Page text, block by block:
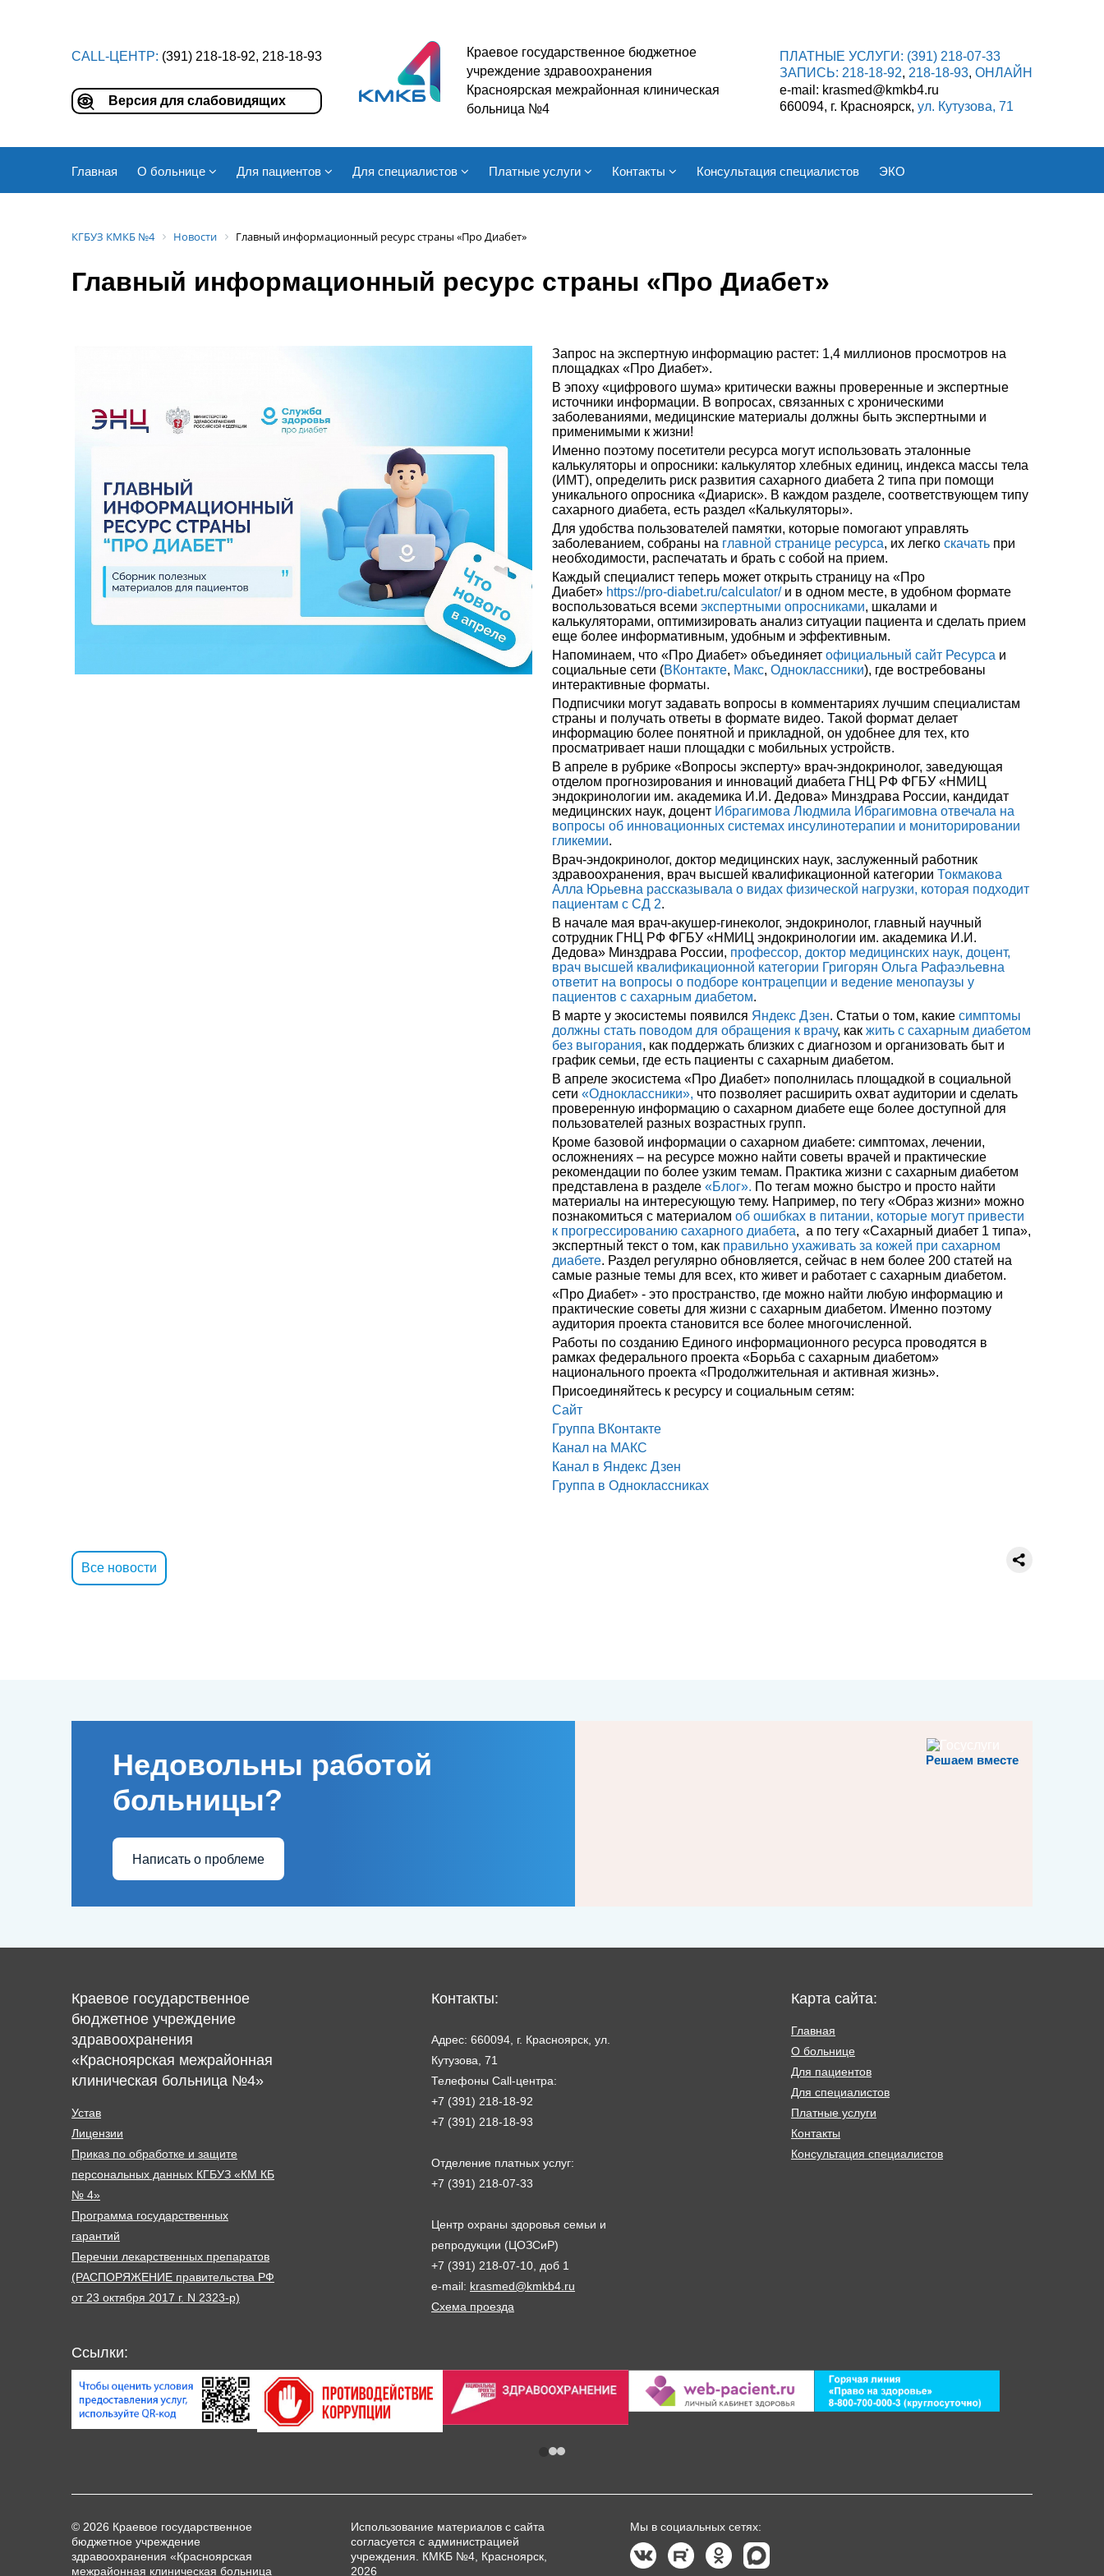
CALL-ЦЕНТР: (391) 218-18-92, 218-18-93
Версия для слабовидящих
Краевое государственное бюджетное
учреждение здравоохранения
Красноярская межрайонная клиническая
больница №4
ПЛАТНЫЕ УСЛУГИ: (391) 218-07-33
ЗАПИСЬ: 218-18-92, 218-18-93, ОНЛАЙН
e-mail: krasmed@kmkb4.ru
660094, г. Красноярск, ул. Кутузова, 71
Главная О больнице Для пациентов Для специалистов Платные услуги Контакты Консультация специалистов ЭКО
КГБУЗ КМКБ №4 Новости Главный информационный ресурс страны «Про Диабет»
Главный информационный ресурс страны «Про Диабет»
Запрос на экспертную информацию растет: 1,4 миллионов просмотров на
площадках «Про Диабет».
В эпоху «цифрового шума» критически важны проверенные и экспертные
источники информации. В вопросах, связанных с хроническими
заболеваниями, медицинские материалы должны быть экспертными и
применимыми к жизни!
Именно поэтому посетители ресурса могут использовать эталонные
калькуляторы и опросники: калькулятор хлебных единиц, индекса массы тела
(ИМТ), определить риск развития сахарного диабета 2 типа при помощи
уникального опросника «Диариск». В каждом разделе, соответствующем типу
сахарного диабета, есть раздел «Калькуляторы».
Для удобства пользователей памятки, которые помогают управлять
заболеванием, собраны на главной странице ресурса, их легко скачать при
необходимости, распечатать и брать с собой на прием.
Каждый специалист теперь может открыть страницу на «Про
Диабет» https://pro-diabet.ru/calculator/и в одном месте, в удобном формате
воспользоваться всеми экспертными опросниками, шкалами и
калькуляторами, оптимизировать анализ ситуации пациента и сделать прием
еще более информативным, удобным и эффективным.
Напоминаем, что «Про Диабет» объединяет официальный сайт Ресурса и
социальные сети (ВКонтакте, Макс, Одноклассники), где востребованы
интерактивные форматы.
Подписчики могут задавать вопросы в комментариях лучшим специалистам
страны и получать ответы в формате видео. Такой формат делает
информацию более понятной и прикладной, он удобнее для тех, кто
просматривает наши площадки с мобильных устройств.
В апреле в рубрике «Вопросы эксперту» врач-эндокринолог, заведующая
отделом прогнозирования и инноваций диабета ГНЦ РФ ФГБУ «НМИЦ
эндокринологии им. академика И.И. Дедова» Минздрава России, кандидат
медицинских наук, доцент Ибрагимова Людмила Ибрагимовна отвечала на
вопросы об инновационных системах инсулинотерапии и мониторировании
гликемии.
Врач-эндокринолог, доктор медицинских наук, заслуженный работник
здравоохранения, врач высшей квалификационной категории Токмакова
Алла Юрьевна рассказывала о видах физической нагрузки, которая подходит
пациентам с СД 2.
В начале мая врач-акушер-гинеколог, эндокринолог, главный научный
сотрудник ГНЦ РФ ФГБУ «НМИЦ эндокринологии им. академика И.И.
Дедова» Минздрава России, профессор, доктор медицинских наук, доцент,
врач высшей квалификационной категории Григорян Ольга Рафаэльевна
ответит на вопросы о подборе контрацепции и ведение менопаузы у
пациентов с сахарным диабетом.
В марте у экосистемы появился Яндекс Дзен. Статьи о том, какие симптомы
должны стать поводом для обращения к врачу, как жить с сахарным диабетом
без выгорания, как поддержать близких с диагнозом и организовать быт и
график семьи, где есть пациенты с сахарным диабетом.
В апреле экосистема «Про Диабет» пополнилась площадкой в социальной
сети «Одноклассники», что позволяет расширить охват аудитории и сделать
проверенную информацию о сахарном диабете еще более доступной для
пользователей разных возрастных групп.
Кроме базовой информации о сахарном диабете: симптомах, лечении,
осложнениях – на ресурсе можно найти советы врачей и практические
рекомендации по более узким темам. Практика жизни с сахарным диабетом
представлена в разделе «Блог». По тегам можно быстро и просто найти
материалы на интересующую тему. Например, по тегу «Образ жизни» можно
познакомиться с материалом об ошибках в питании, которые могут привести
к прогрессированию сахарного диабета, а по тегу «Сахарный диабет 1 типа»,
экспертный текст о том, как правильно ухаживать за кожей при сахарном
диабете. Раздел регулярно обновляется, сейчас в нем более 200 статей на
самые разные темы для всех, кто живет и работает с сахарным диабетом.
«Про Диабет» - это пространство, где можно найти любую информацию и
практические советы для жизни с сахарным диабетом. Именно поэтому
аудитория проекта становится все более многочисленной.
Работы по созданию Единого информационного ресурса проводятся в
рамках федерального проекта «Борьба с сахарным диабетом»
национального проекта «Продолжительная и активная жизнь».
Присоединяйтесь к ресурсу и социальным сетям:
Сайт
Группа ВКонтакте
Канал на МАКС
Канал в Яндекс Дзен
Группа в Одноклассниках
Все новости
Решаем вместе
Недовольны работой
больницы?
Написать о проблеме
Краевое государственное
бюджетное учреждение
здравоохранения
«Красноярская межрайонная
клиническая больница №4»
Устав
Лицензии
Приказ по обработке и защите
персональных данных КГБУЗ «КМ КБ
№ 4»
Программа государственных
гарантий
Перечни лекарственных препаратов
(РАСПОРЯЖЕНИЕ правительства РФ
от 23 октября 2017 г. N 2323-р)
Контакты:
Адрес: 660094, г. Красноярск, ул.
Кутузова, 71
Телефоны Call-центра:
+7 (391) 218-18-92
+7 (391) 218-18-93
Отделение платных услуг:
+7 (391) 218-07-33
Центр охраны здоровья семьи и
репродукции (ЦОЗСиР)
+7 (391) 218-07-10, доб 1
e-mail: krasmed@kmkb4.ru
Схема проезда
Карта сайта:
Главная
О больнице
Для пациентов
Для специалистов
Платные услуги
Контакты
Консультация специалистов
Ссылки:
© 2026 Краевое государственное
бюджетное учреждение
здравоохранения «Красноярская
межрайонная клиническая больница
Использование материалов с сайта
согласуется с администрацией
учреждения. КМКБ №4, Красноярск,
2026
Мы в социальных сетях: